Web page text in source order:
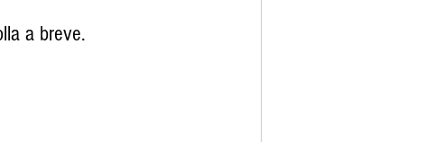
a breve.